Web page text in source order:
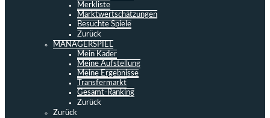
Merkliste
Marktwertschätzungen
Besuchte Spiele
Zurück
MANAGERSPIEL
Mein Kader
Meine Aufstellung
Meine Ergebnisse
Transfermarkt
Gesamt-Ranking
Zurück
Zurück